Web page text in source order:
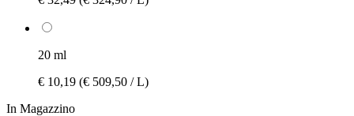
20 ml
€ 10,19 (€ 509,50 / L)
In Magazzino